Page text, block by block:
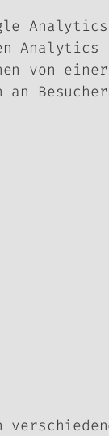
Analytics
von